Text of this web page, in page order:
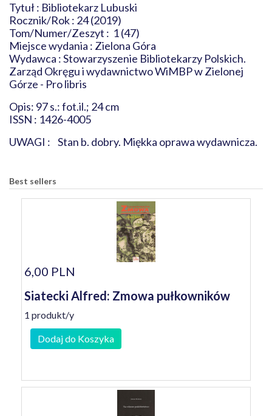
Tytuł : Bibliotekarz Lubuski
Rocznik/Rok : 24 (2019)
Tom/Numer/Zeszyt : 1 (47)
Miejsce wydania : Zielona Góra
Wydawca : Stowarzyszenie Bibliotekarzy Polskich.
Zarząd Okręgu i wydawnictwo WiMBP w Zielonej
Górze - Pro libris
Opis: 97 s.: fot.il.; 24 cm
ISSN : 1426-4005
UWAGI : Stan b. dobry. Miękka oprawa wydawnicza.
Best sellers
6,00 PLN
Siatecki Alfred: Zmowa pułkowników
1 produkt/y
Dodaj do Koszyka